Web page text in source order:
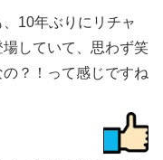
10年ぶりにリチャ
していて、思わず笑
？！って感じですね